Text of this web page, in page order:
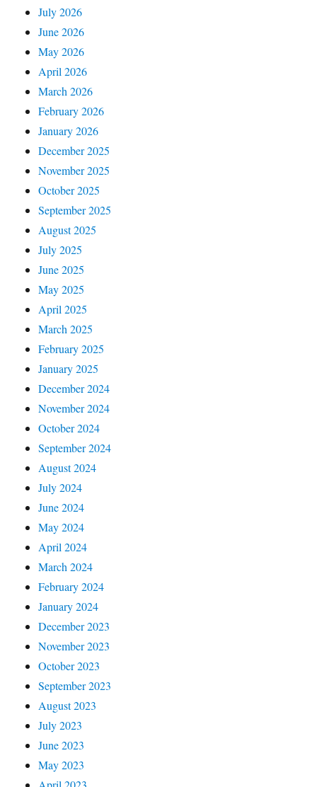
July 2026
June 2026
May 2026
April 2026
March 2026
February 2026
January 2026
December 2025
November 2025
October 2025
September 2025
August 2025
July 2025
June 2025
May 2025
April 2025
March 2025
February 2025
January 2025
December 2024
November 2024
October 2024
September 2024
August 2024
July 2024
June 2024
May 2024
April 2024
March 2024
February 2024
January 2024
December 2023
November 2023
October 2023
September 2023
August 2023
July 2023
June 2023
May 2023